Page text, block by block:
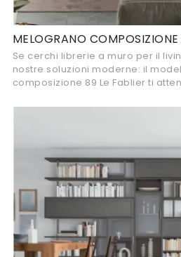
MELOGRANO
Se cerchi librerie a muro per il
nostre soluzioni moderne: il
composizione 89 Le Fablier ti